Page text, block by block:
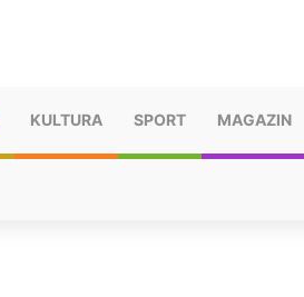
KULTURA SPORT MAGAZIN